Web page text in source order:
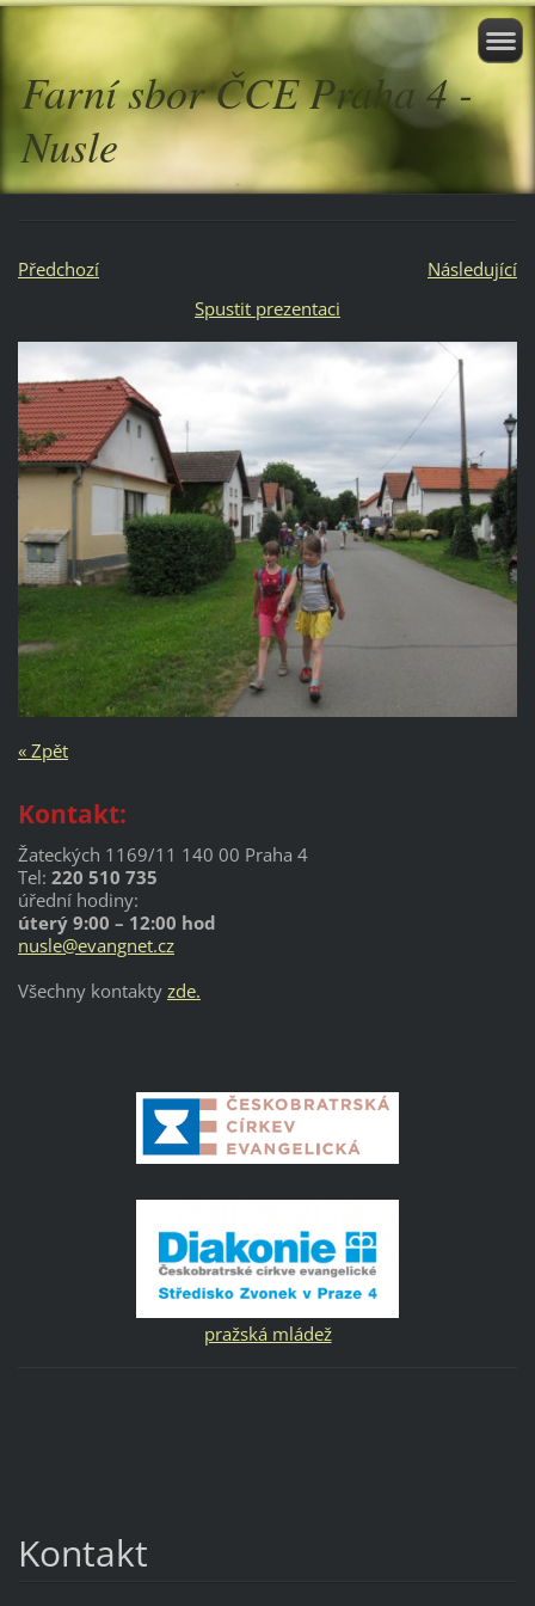
Farní sbor ČCE Praha 4 -
Nusle
Předchozí
Následující
Spustit prezentaci
« Zpět
Kontakt:
Žateckých 1169/11 140 00 Praha 4
Tel: 220 510 735
úřední hodiny:
úterý 9:00 – 12:00 hod
nusle@evangnet.cz
Všechny kontakty zde.
pražská mládež
Kontakt